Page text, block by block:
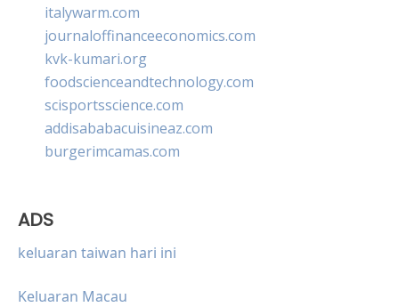
italywarm.com
journaloffinanceeconomics.com
kvk-kumari.org
foodscienceandtechnology.com
scisportsscience.com
addisababacuisineaz.com
burgerimcamas.com
ADS
keluaran taiwan hari ini
Keluaran Macau